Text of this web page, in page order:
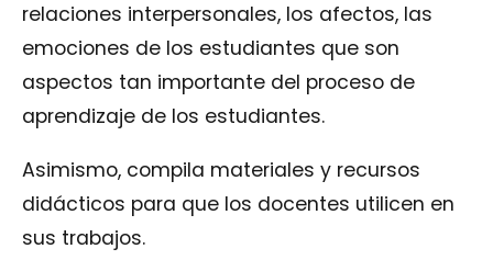
relaciones interpersonales, los afectos, las
emociones de los estudiantes que son
aspectos tan importante del proceso de
aprendizaje de los estudiantes.
Asimismo, compila materiales y recursos
didácticos para que los docentes utilicen en
sus trabajos.